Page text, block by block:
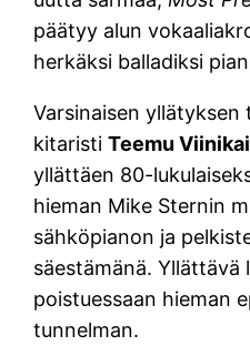
päätyy alun
herkäksi balladiksi
Varsinaisen yllätyksen
kitaristiTeemu
yllättäen 80-
hieman Mike Sternin
sähköpianon ja
säestämänä. Yllättävä
poistuessaan hieman
tunnelman.